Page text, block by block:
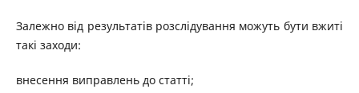
Залежно від результатів розслідування можуть бути вжиті
такі заходи:
внесення виправлень до статті;